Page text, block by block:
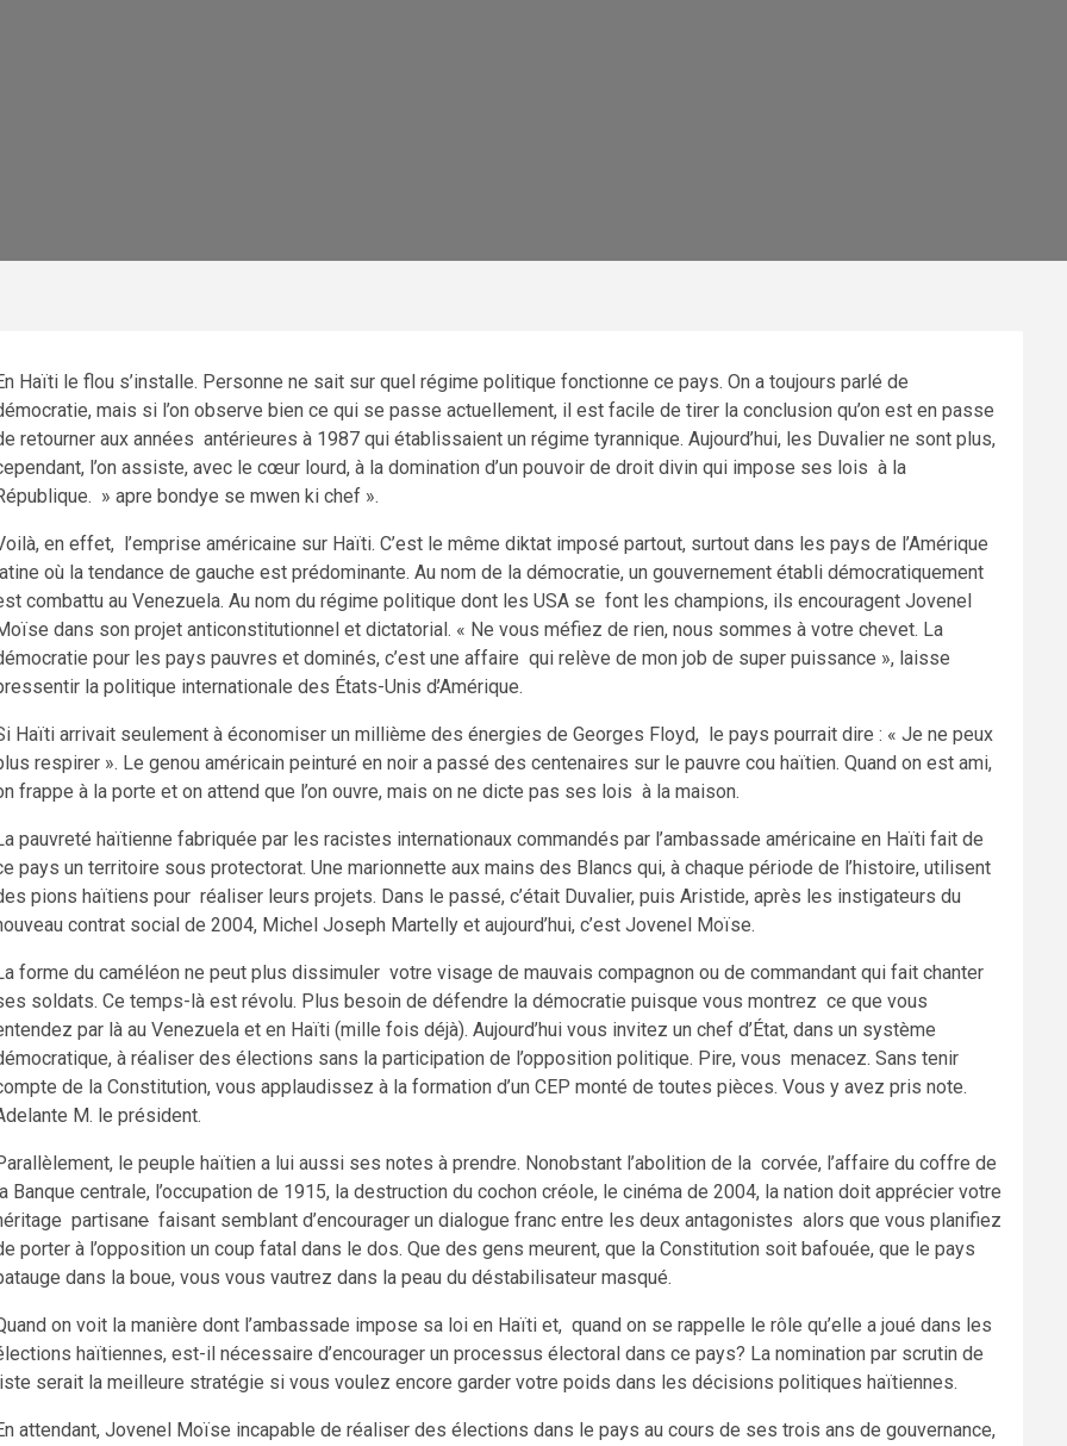
Haïti le flou s’installe. Personne ne sait sur quel régime politique fonctionne ce pays. On a toujours parlé de
mais si l’on observe bien ce qui se passe actuellement, il est facile de tirer la conclusion qu’on est en passe
retourner aux années antérieures à 1987 qui établissaient un régime tyrannique. Aujourd’hui, les Duvalier ne sont plus,
l’on assiste, avec le cœur lourd, à la domination d’un pouvoir de droit divin qui impose ses lois à la
» apre bondye se mwen ki chef ».
en effet, l’emprise américaine sur Haïti. C’est le même diktat imposé partout, surtout dans les pays de l’Amérique
où la tendance de gauche est prédominante. Au nom de la démocratie, un gouvernement établi démocratiquement
combattu au Venezuela. Au nom du régime politique dont les USA se font les champions, ils encouragent Jovenel
dans son projet anticonstitutionnel et dictatorial. « Ne vous méfiez de rien, nous sommes à votre chevet. La
pour les pays pauvres et dominés, c’est une affaire qui relève de mon job de super puissance », laisse
la politique internationale des États-Unis d’Amérique.
Haïti arrivait seulement à économiser un millième des énergies de Georges Floyd, le pays pourrait dire : « Je ne peux
respirer ». Le genou américain peinturé en noir a passé des centenaires sur le pauvre cou haïtien. Quand on est ami,
frappe à la porte et on attend que l’on ouvre, mais on ne dicte pas ses lois à la maison.
pauvreté haïtienne fabriquée par les racistes internationaux commandés par l’ambassade américaine en Haïti fait de
pays un territoire sous protectorat. Une marionnette aux mains des Blancs qui, à chaque période de l’histoire, utilisent
pions haïtiens pour réaliser leurs projets. Dans le passé, c’était Duvalier, puis Aristide, après les instigateurs du
contrat social de 2004, Michel Joseph Martelly et aujourd’hui, c’est Jovenel Moïse.
forme du caméléon ne peut plus dissimuler votre visage de mauvais compagnon ou de commandant qui fait chanter
soldats. Ce temps-là est révolu. Plus besoin de défendre la démocratie puisque vous montrez ce que vous
par là au Venezuela et en Haïti (mille fois déjà). Aujourd’hui vous invitez un chef d’État, dans un système
à réaliser des élections sans la participation de l’opposition politique. Pire, vous menacez. Sans tenir
de la Constitution, vous applaudissez à la formation d’un CEP monté de toutes pièces. Vous y avez pris note.
M. le président.
le peuple haïtien a lui aussi ses notes à prendre. Nonobstant l’abolition de la corvée, l’affaire du coffre de
Banque centrale, l’occupation de 1915, la destruction du cochon créole, le cinéma de 2004, la nation doit apprécier votre
partisane faisant semblant d’encourager un dialogue franc entre les deux antagonistes alors que vous planifiez
porter à l’opposition un coup fatal dans le dos. Que des gens meurent, que la Constitution soit bafouée, que le pays
dans la boue, vous vous vautrez dans la peau du déstabilisateur masqué.
on voit la manière dont l’ambassade impose sa loi en Haïti et, quand on se rappelle le rôle qu’elle a joué dans les
haïtiennes, est-il nécessaire d’encourager un processus électoral dans ce pays? La nomination par scrutin de
serait la meilleure stratégie si vous voulez encore garder votre poids dans les décisions politiques haïtiennes.
attendant, Jovenel Moïse incapable de réaliser des élections dans le pays au cours de ses trois ans de gouvernance,